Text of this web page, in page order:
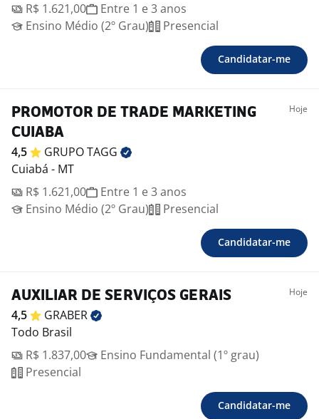
R$ 1.621,00
Entre 1 e 3 anos
Ensino Médio (2º Grau)
Presencial
Candidatar-me
PROMOTOR DE TRADE MARKETING
CUIABA
Hoje
4,5 GRUPOTAGG
Cuiabá - MT
R$ 1.621,00
Entre 1 e 3 anos
Ensino Médio (2º Grau)
Presencial
Candidatar-me
AUXILIAR DE SERVIÇOS GERAIS Hoje
4,5
GRABER
Todo Brasil
R$ 1.837,00
Ensino Fundamental (1º grau)
Presencial
Candidatar-me